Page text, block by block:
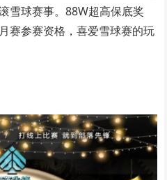
雪球赛事。88W超高保底奖
赛参赛资格，喜爱雪球赛的玩